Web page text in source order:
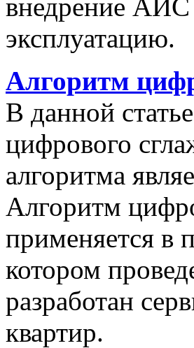
внедрение
эксплуатацию.
Алгоритм
В данной
цифрового
алгоритма
Алгоритм
применяется в
котором
разработан
квартир.